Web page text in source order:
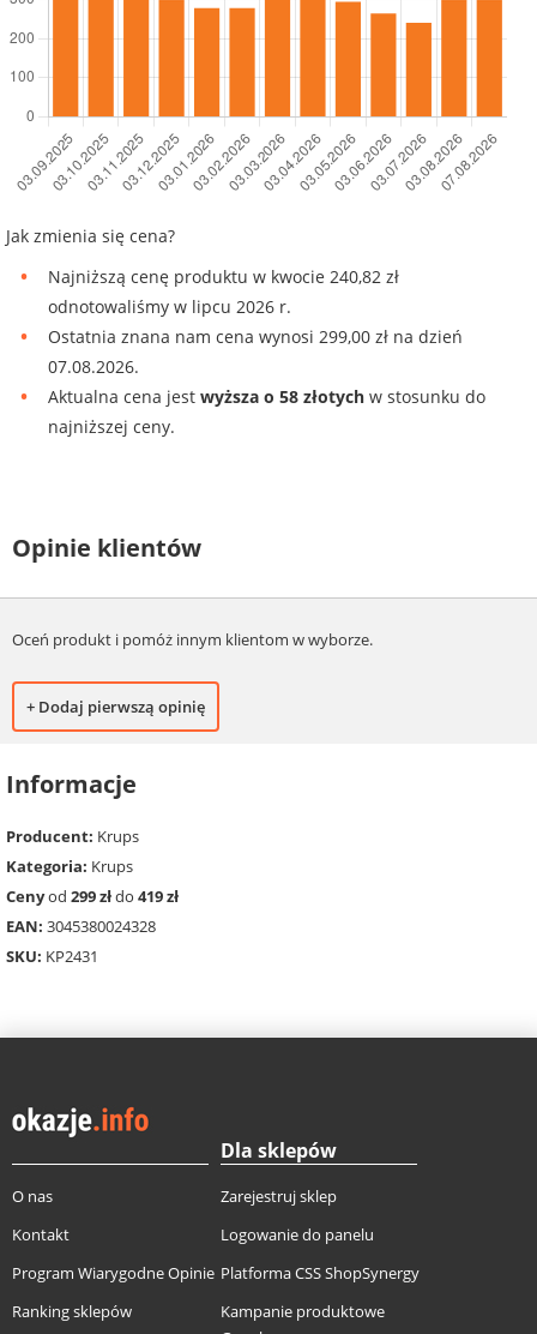
Jak zmienia się cena?
Najniższą cenę produktu w kwocie 240,82 zł
odnotowaliśmy w lipcu 2026 r.
Ostatnia znana nam cena wynosi 299,00 zł na dzień
07.08.2026.
Aktualna cena jest wyższa o 58 złotych w stosunku do
najniższej ceny.
Opinie klientów
Oceń produkt i pomóż innym klientom w wyborze.
+ Dodaj pierwszą opinię
Informacje
Producent: Krups
Kategoria: Krups
Cenyod 299 złdo 419 zł
EAN: 3045380024328
SKU: KP2431
O nas
Kontakt
Program Wiarygodne Opinie
Ranking sklepów
Dla sklepów
Zarejestruj sklep
Logowanie do panelu
Platforma CSS ShopSynergy
Kampanie produktowe